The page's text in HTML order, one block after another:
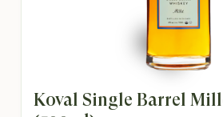
Koval Single Barrel